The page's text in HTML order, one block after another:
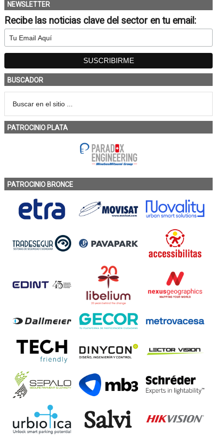
NEWSLETTER
Recibe las noticias clave del sector en tu email:
BUSCADOR
PATROCINIO PLATA
PATROCINIO BRONCE